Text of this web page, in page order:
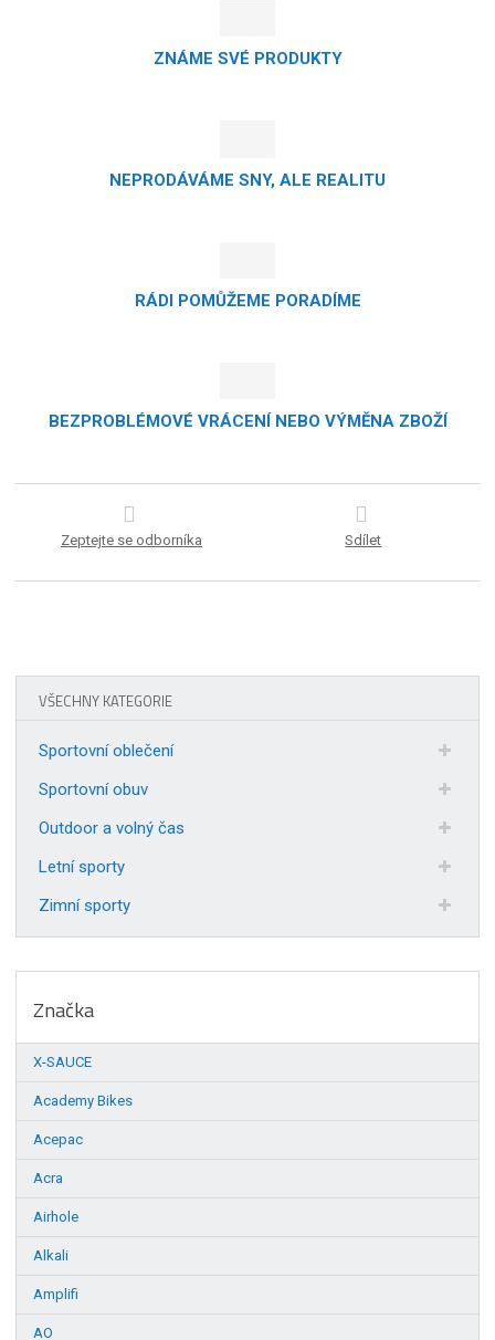
ZNÁME SVÉ PRODUKTY
NEPRODÁVÁME SNY, ALE REALITU
RÁDI POMŮŽEME PORADÍME
BEZPROBLÉMOVÉ VRÁCENÍ NEBO VÝMĚNA ZBOŽÍ
Zeptejte se odborníka Sdílet
VŠECHNY KATEGORIE
Sportovní oblečení
Sportovní obuv
Outdoor a volný čas
Letní sporty
Zimní sporty
Značka
X-SAUCE
Academy Bikes
Acepac
Acra
Airhole
Alkali
Amplifi
AO